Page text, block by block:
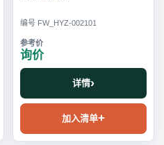
编号 FW_HYZ-002101
询价
详情
加入清单